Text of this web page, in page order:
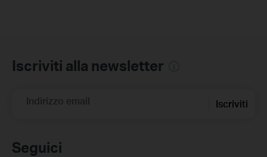
Iscriviti alla newsletter
Indirizzo email Iscriviti
Seguici